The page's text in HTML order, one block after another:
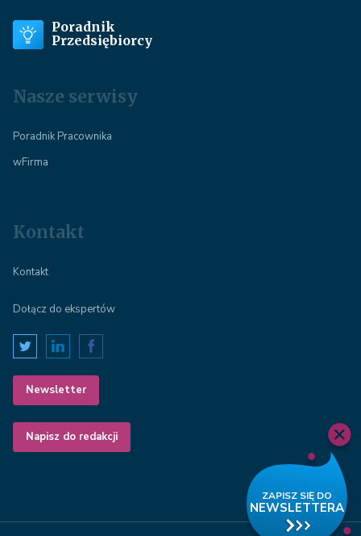
Poradnik
Przedsiębiorcy
Nasze serwisy
Poradnik Pracownika
wFirma
Kontakt
Kontakt
Dołącz do ekspertów
Newsletter
Napisz do redakcji